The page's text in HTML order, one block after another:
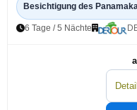
Besichtigung des
6 Tage / 5 Nächte